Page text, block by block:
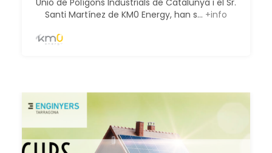
Santi Martínez de KM0 Energy, han s... +info